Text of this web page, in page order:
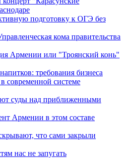
подготовку к ОГЭ без
кома правительства
Армении или "Троянский конь"
требования бизнеса
современной системе
суды над приближенными
Армении в этом составе
что сами закрыли
нас не запугать